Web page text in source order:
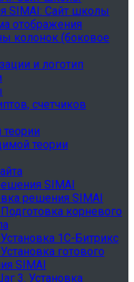
SIMAI: Сайт школы
отображения
колонок (боковое
и логотип
счетчиков
теории
SIMAI
решения SIMAI
корневого
1С-Битрикс
готового
SIMAI
3. Установка